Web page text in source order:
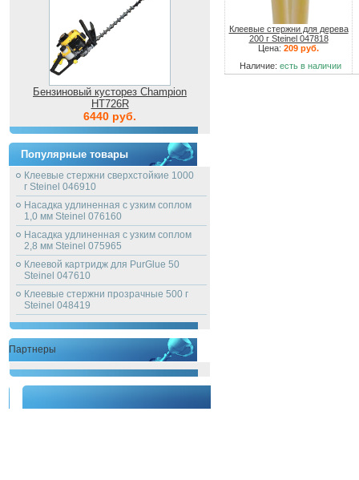
Бензиновый кусторез Champion
HT726R
6440 руб.
Популярные товары
Клеевые стержни сверхстойкие 1000
г Steinel 046910
Насадка удлиненная с узким соплом
1,0 мм Steinel 076160
Насадка удлиненная с узким соплом
2,8 мм Steinel 075965
Клеевой картридж для PurGlue 50
Steinel 047610
Клеевые стержни прозрачные 500 г
Steinel 048419
Партнеры
Клеевые стержни для дерева
200 г Steinel 047818
Цена: 209 руб.
Наличие: есть в наличии